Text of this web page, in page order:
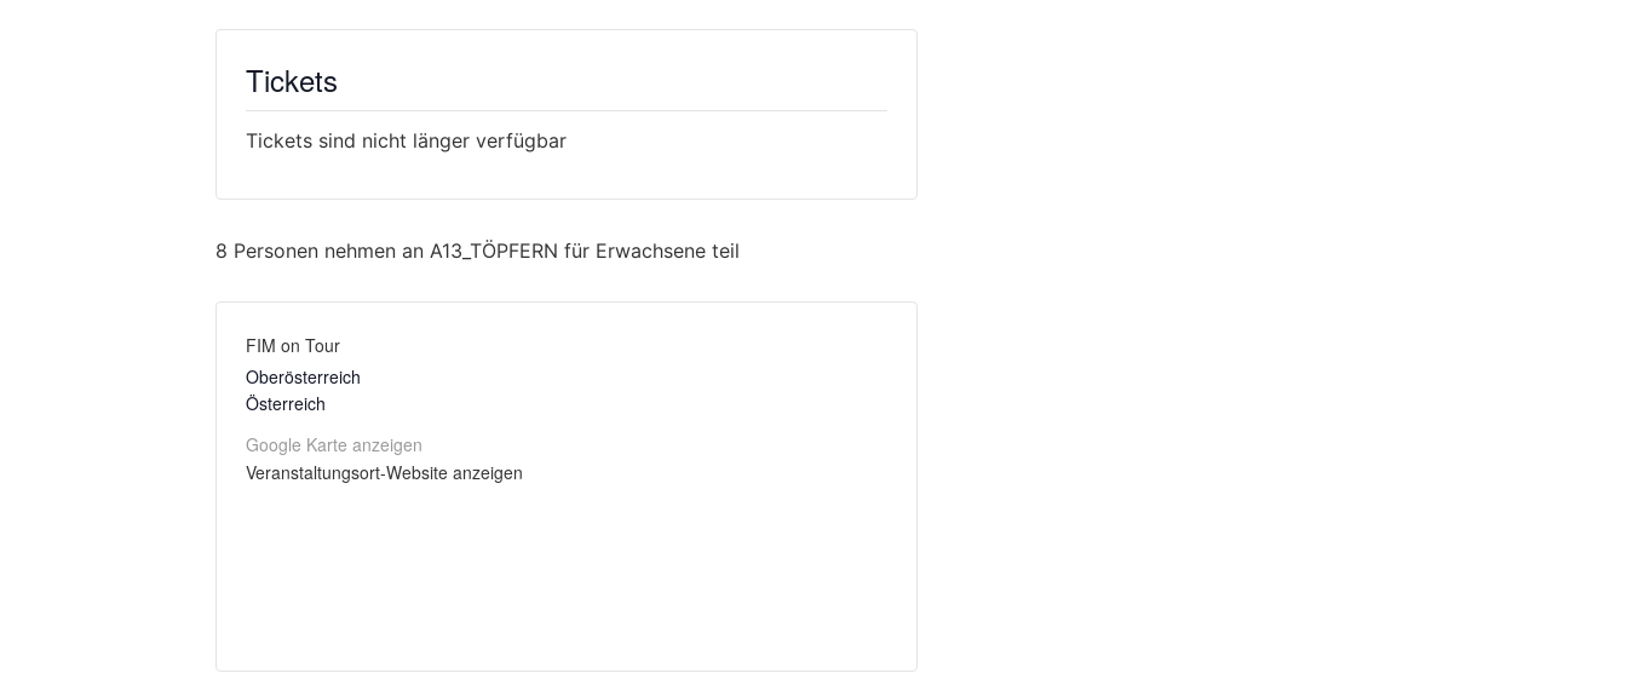
Tickets
Tickets sind nicht länger verfügbar
8 Personen nehmen an A13_TÖPFERN für Erwachsene teil
FIM on Tour
Oberösterreich
Österreich
Google Karte anzeigen
Veranstaltungsort-Website anzeigen